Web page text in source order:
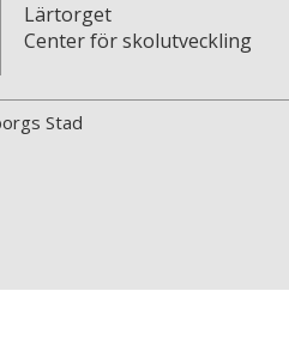
Lärtorget
Center för skolutveckling
Stad